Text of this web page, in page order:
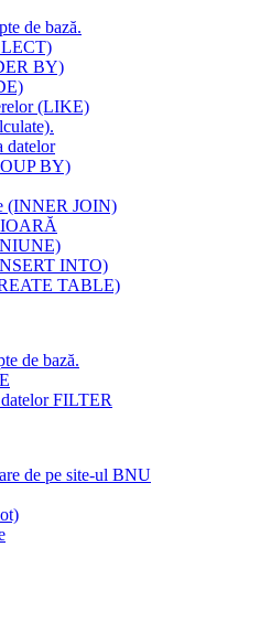
de bază.
BY)
(LIKE)
datelor
BY)
(INNER JOIN)
INTO)
TABLE)
de bază.
FILTER
de pe site-ul BNU